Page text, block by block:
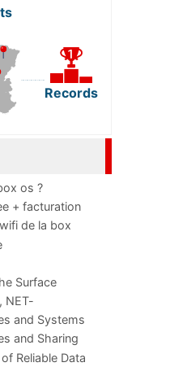
Records
os ?
+ facturation
de la box
Surface
NET-
and Systems
and Sharing
Reliable Data